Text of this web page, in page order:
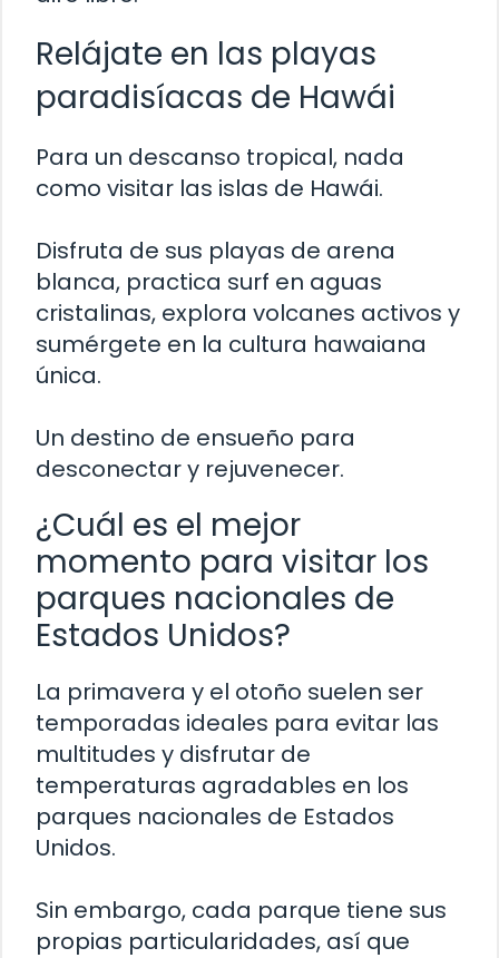
Relájate en las playas
paradisíacas de Hawái
Para un descanso tropical, nada
como visitar las islas de Hawái.
Disfruta de sus playas de arena
blanca, practica surf en aguas
cristalinas, explora volcanes activos y
sumérgete en la cultura hawaiana
única.
Un destino de ensueño para
desconectar y rejuvenecer.
¿Cuál es el mejor
momento para visitar los
parques nacionales de
Estados Unidos?
La primavera y el otoño suelen ser
temporadas ideales para evitar las
multitudes y disfrutar de
temperaturas agradables en los
parques nacionales de Estados
Unidos.
Sin embargo, cada parque tiene sus
propias particularidades, así que